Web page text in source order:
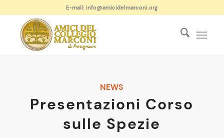
E-mail: info@amicidelmarconi.org
NEWS
Presentazioni Corso
sulle Spezie